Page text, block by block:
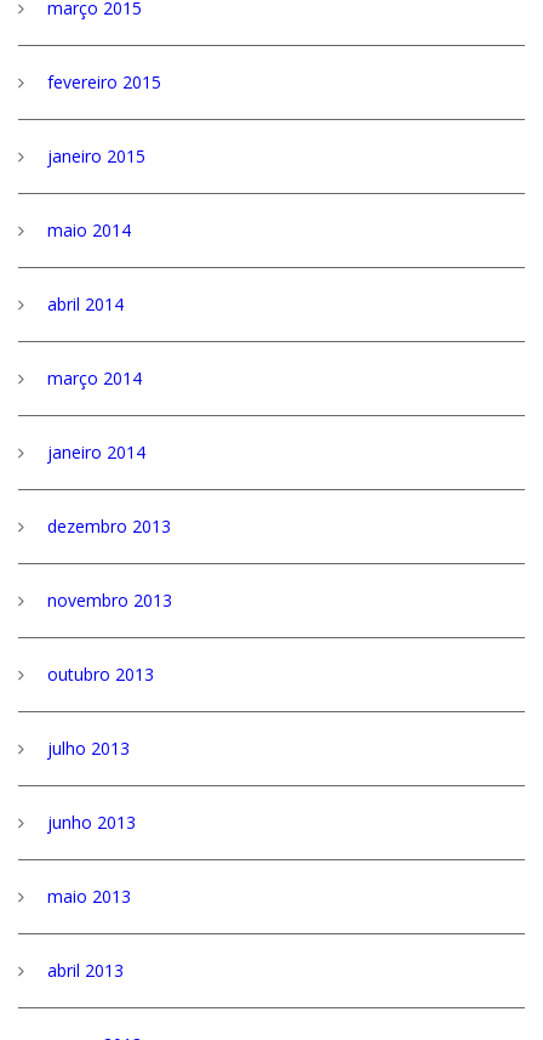
março 2015
fevereiro 2015
janeiro 2015
maio 2014
abril 2014
março 2014
janeiro 2014
dezembro 2013
novembro 2013
outubro 2013
julho 2013
junho 2013
maio 2013
abril 2013